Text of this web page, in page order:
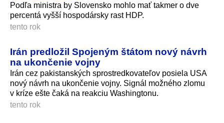
Podľa ministra by Slovensko mohlo mať takmer o dve
percentá vyšší hospodársky rast HDP.
tento rok
Irán predložil Spojeným štátom nový návrh
na ukončenie vojny
Irán cez pakistanských sprostredkovateľov posiela USA
nový návrh na ukončenie vojny. Signál možného zlomu
v kríze ešte čaká na reakciu Washingtonu.
tento rok